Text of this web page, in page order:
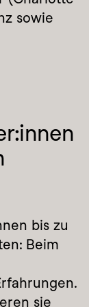
sowie
bis zu
Beim
sie